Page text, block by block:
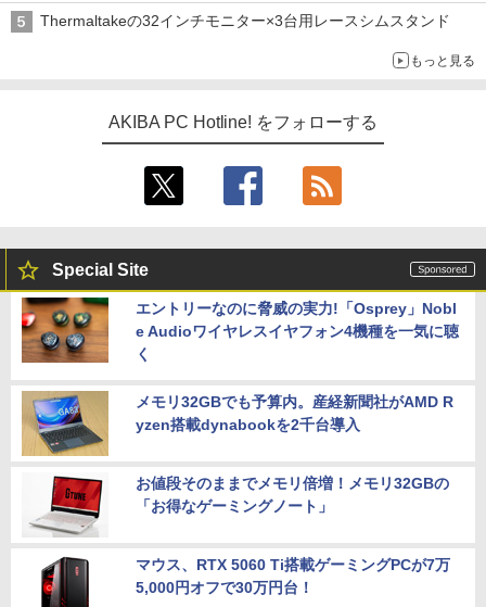
Thermaltakeの32インチモニター×3台用レースシムスタンド
もっと見る
AKIBA PC Hotline! をフォローする
Special Site
エントリーなのに脅威の実力!「Osprey」Nobl
e Audioワイヤレスイヤフォン4機種を一気に聴
く
メモリ32GBでも予算内。産経新聞社がAMD R
yzen搭載dynabookを2千台導入
お値段そのままでメモリ倍増！メモリ32GBの
「お得なゲーミングノート」
マウス、RTX 5060 Ti搭載ゲーミングPCが7万
5,000円オフで30万円台！